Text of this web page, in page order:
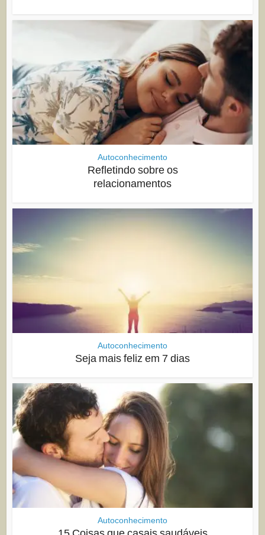
Autoconhecimento
Refletindo sobre os
relacionamentos
Autoconhecimento
Seja mais feliz em 7 dias
Autoconhecimento